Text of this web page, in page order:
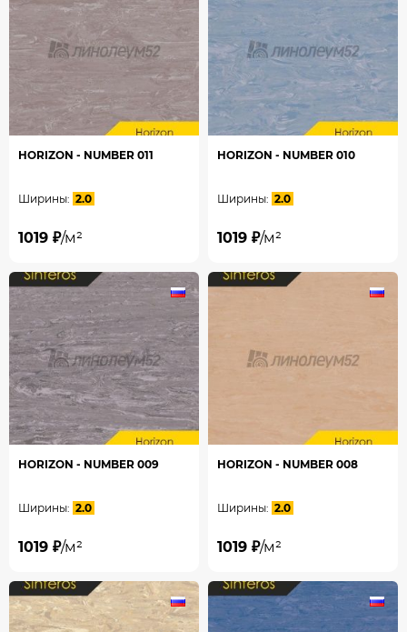
HORIZON - NUMBER 011
Ширины: 2.0
1019 ₽/м²
HORIZON - NUMBER 010
Ширины: 2.0
1019 ₽/м²
HORIZON - NUMBER 009
Ширины: 2.0
1019 ₽/м²
HORIZON - NUMBER 008
Ширины: 2.0
1019 ₽/м²